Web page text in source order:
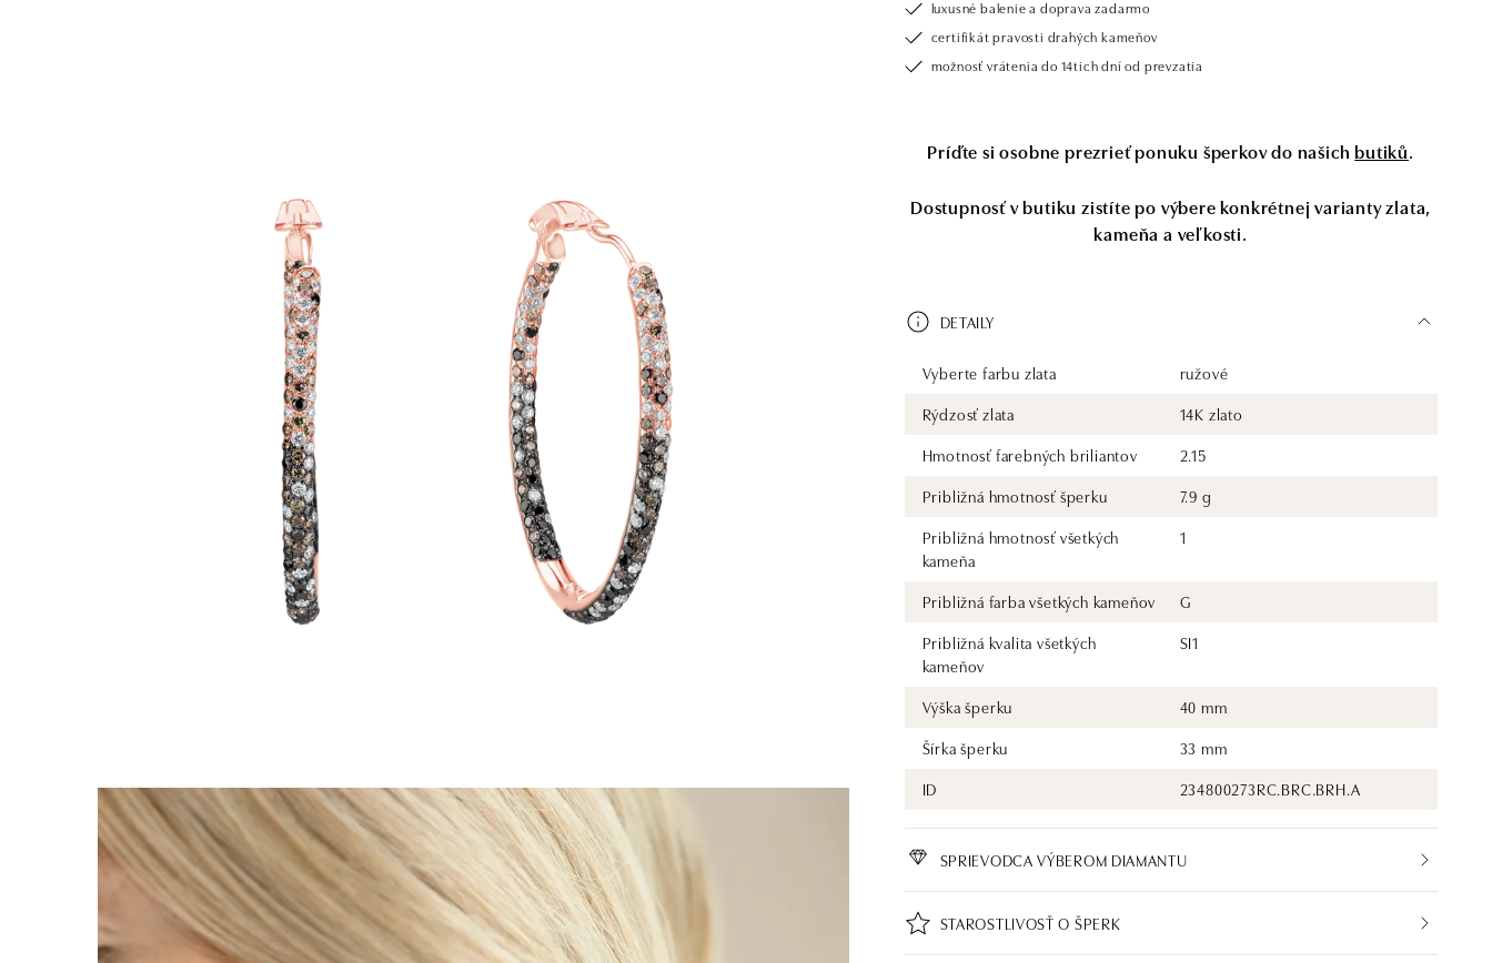
luxusné balenie a doprava zadarmo
certifikát pravosti drahých kameňov
možnosť vrátenia do 14tich dní od prevzatia
Príďte si osobne prezrieť ponuku šperkov do našichbutiků.
Dostupnosť v butiku zistíte po výbere konkrétnej varianty zlata,
kameňa a veľkosti.
DETAILY
Vyberte farbu zlata
ružové
Rýdzosť zlata
14K zlato
Hmotnosť farebných briliantov
2.15
Približná hmotnosť šperku
7.9 g
Približná hmotnosť všetkých
kameňa
1
Približná farba všetkých kameňov
G
Približná kvalita všetkých
kameňov
SI1
Výška šperku
40 mm
Šírka šperku
33 mm
ID
234800273RC.BRC.BRH.A
SPRIEVODCA VÝBEROM DIAMANTU
STAROSTLIVOSŤ O ŠPERK